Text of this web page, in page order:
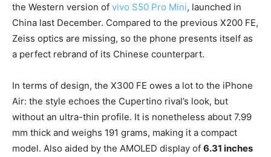
the Western version of vivo S50 Pro Mini, launched in
China last December. Compared to the previous X200 FE,
Zeiss optics are missing, so the phone presents itself as
a perfect rebrand of its Chinese counterpart.
In terms of design, the X300 FE owes a lot to the iPhone
Air: the style echoes the Cupertino rival’s look, but
without an ultra-thin profile. It is nonetheless about 7.99
mm thick and weighs 191 grams, making it a compact
model. Also aided by the AMOLED display of 6.31 inches